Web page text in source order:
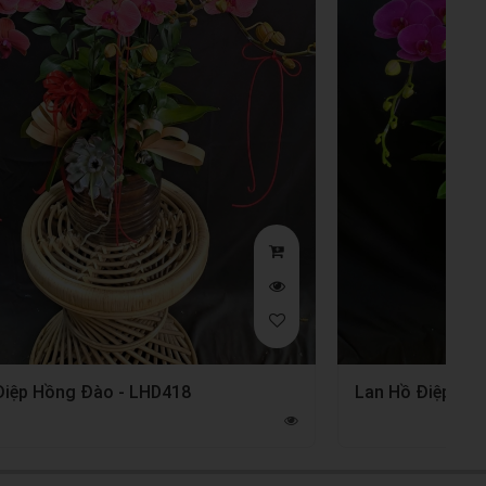
Hồng Đào - LHD418 Lan Hồ Điệp